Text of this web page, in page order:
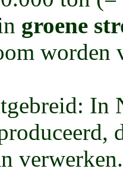
groene
worden
In